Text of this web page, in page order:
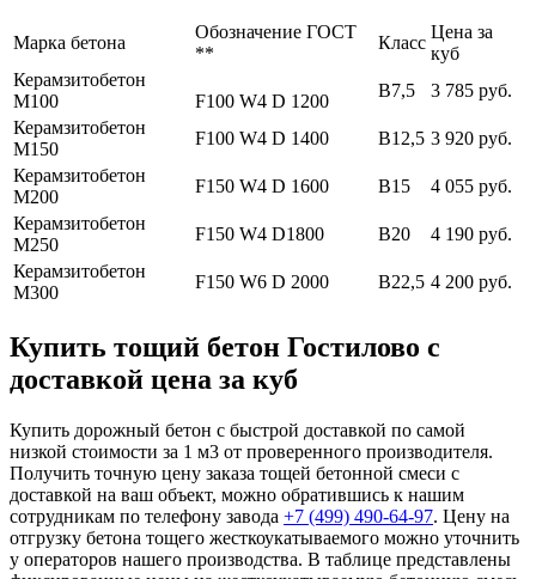
Марка бетона
Обозначение ГОСТ
**
Класс
Цена за
куб
Керамзитобетон
М100
F100 W4 D 1200
В7,5
3 785 руб.
Керамзитобетон
М150
F100 W4 D 1400 В12,5 3 920 руб.
Керамзитобетон
М200
F150 W4 D 1600 В15
4 055 руб.
Керамзитобетон
М250
F150 W4 D1800 В20
4 190 руб.
Керамзитобетон
М300
F150 W6 D 2000 В22,5 4 200 руб.
Купить тощий бетон Гостилово с
доставкой цена за куб
Купить дорожный бетон с быстрой доставкой по самой
низкой стоимости за 1 м3 от проверенного производителя.
Получить точную цену заказа тощей бетонной смеси с
доставкой на ваш объект, можно обратившись к нашим
сотрудникам по телефону завода +7 (499) 490-64-97. Цену на
отгрузку бетона тощего жесткоукатываемого можно уточнить
у операторов нашего производства. В таблице представлены